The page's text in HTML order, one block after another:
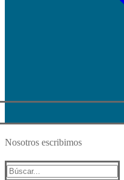
Nosotros escribimos
Buscar: